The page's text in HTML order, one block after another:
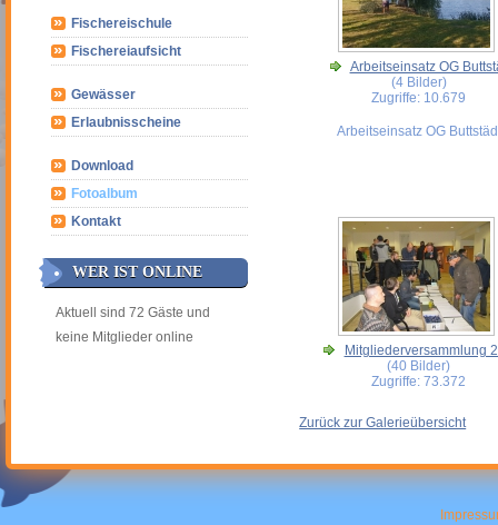
Fischereischule
Fischereiaufsicht
Gewässer
Erlaubnisscheine
Download
Fotoalbum
Kontakt
WER IST ONLINE
Aktuell sind 72 Gäste und
keine Mitglieder online
Arbeitseinsatz OG
(4 Bilder)
Zugriffe: 10.679
Arbeitseinsatz OG
Mitgliederversammlung
(40 Bilder)
Zugriffe: 73.372
Zurück zur Galerieübersicht